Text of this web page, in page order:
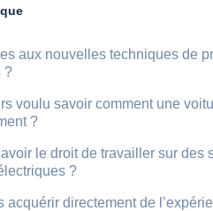
aux nouvelles techniques de
?
voulu savoir comment une
?
le droit de travailler sur
?
acquérir directement de